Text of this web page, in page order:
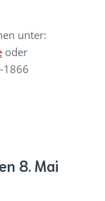
unter:
oder
1866
8. Mai